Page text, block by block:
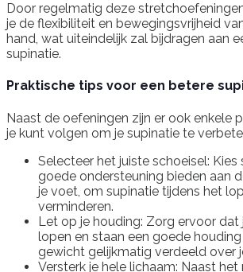
Door regelmatig deze
je de flexibiliteit en bewegingsvrijheid
hand, wat uiteindelijk zal bijdragen aan
supinatie.
Praktische tips voor een betere
Naast de oefeningen zijn er ook enkele
je kunt volgen om je supinatie te
Selecteer het juiste schoeisel: Kies
goede ondersteuning bieden aan
je voet, om supinatie tijdens het
verminderen.
Let op je houding: Zorg ervoor dat
lopen en staan een goede
gewicht gelijkmatig verdeeld over
Versterk je hele lichaam: Naast het